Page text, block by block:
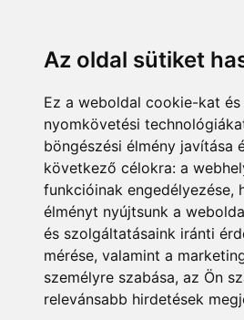
Az oldal sütiket
Ez a weboldal cookie-kat és
nyomkövetési
böngészési élmény javítása
következő célokra: a
funkcióinak engedélyezése,
élményt nyújtsunk a
és szolgáltatásaink iránti
mérése, valamint a
személyre szabása, az Ön
relevánsabb hirdetések
+36 70 380 8334